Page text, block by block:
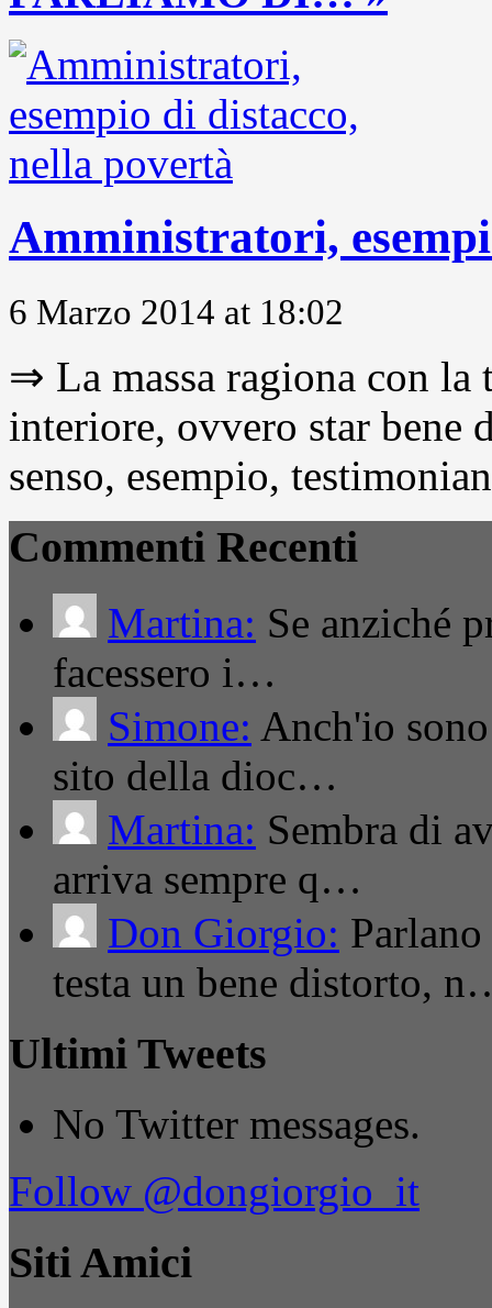
Amministratori,
6 Marzo 2014 at 18:02
⇒ La massa ragiona con
interiore, ovvero star
senso, esempio,
Commenti Recenti
Martina: Se anziché
facessero i…
Simone: Anch'io
sito della dioc…
Martina: Sembra di
arriva sempre q…
Don Giorgio:
testa un bene distorto,
Ultimi Tweets
No Twitter messages.
Follow @dongiorgio_it
Siti Amici